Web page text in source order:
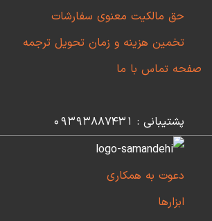
حق مالکیت معنوی سفارشات
تخمین هزینه و زمان تحویل ترجمه
صفحه تماس با ما
پشتیبانی : 09393887431
دعوت به همکاری
ابزارها